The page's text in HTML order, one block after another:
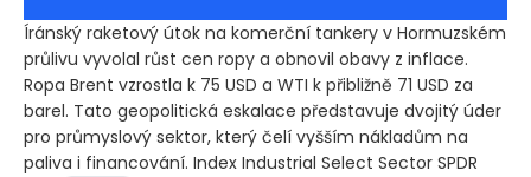
Íránský raketový útok na komerční tankery v Hormuzském
průlivu vyvolal růst cen ropy a obnovil obavy z inflace.
Ropa Brent vzrostla k 75 USD a WTI k přibližně 71 USD za
barel. Tato geopolitická eskalace představuje dvojitý úder
pro průmyslový sektor, který čelí vyšším nákladům na
paliva i financování. Index Industrial Select Sector SPDR